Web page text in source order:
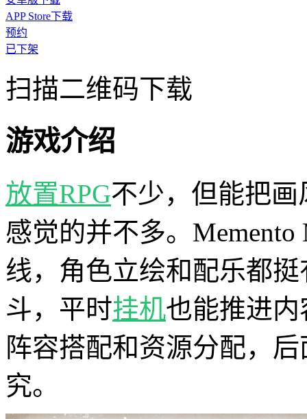
APP Store下载
预约
已下架
扫描二维码下载
游戏介绍
放置RPG不少，但能把画
感觉的并不多。
线，角色立绘和配乐都
斗，平时挂机也能推进
阵容搭配和资源分配，
究。